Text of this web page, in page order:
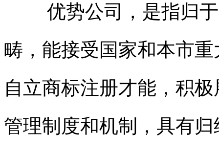
优势公司，是指归
畴，能接受国家和本市
自立商标注册才能，积
管理制度和机制，具有